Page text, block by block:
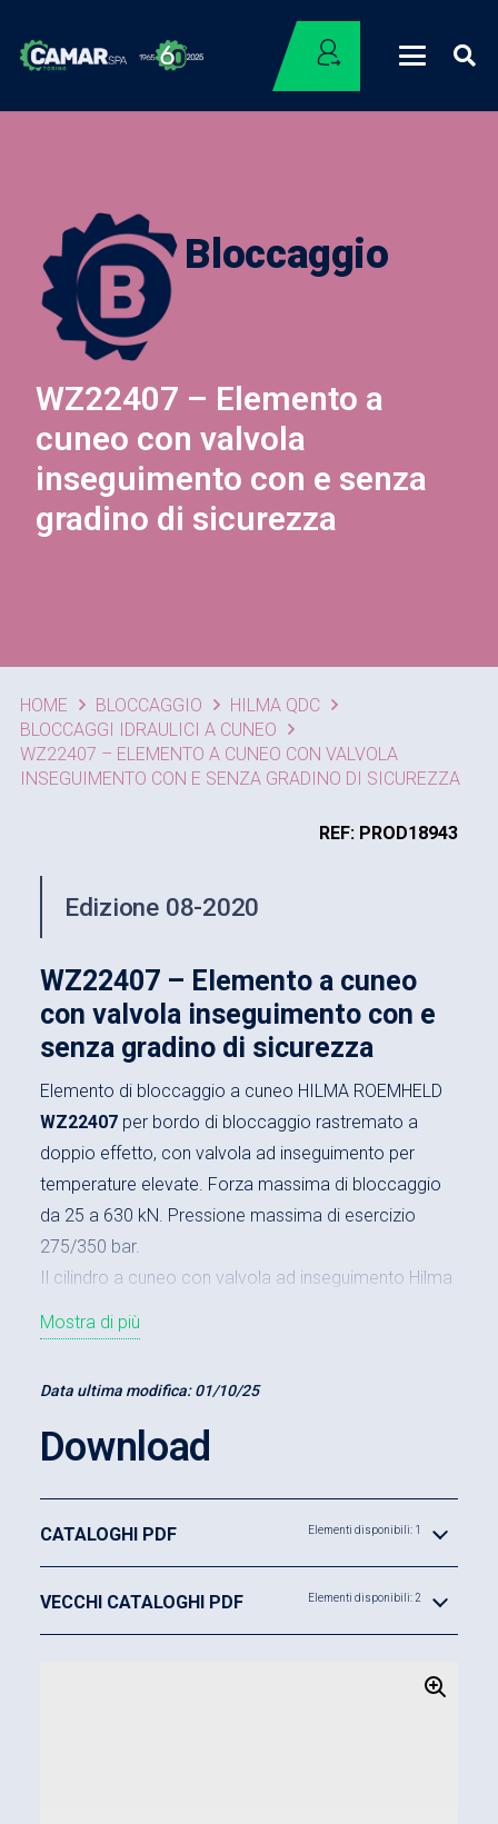
Bloccaggio
WZ22407 – Elemento a
cuneo con valvola
inseguimento con e senza
gradino di sicurezza
HOME BLOCCAGGIO
HILMA QDC
BLOCCAGGI IDRAULICI A CUNEO
WZ22407 – ELEMENTO A CUNEO CON VALVOLA
INSEGUIMENTO CON E SENZA GRADINO DI SICUREZZA
Edizione 08-2020
REF: PROD18943
WZ22407 – Elemento a cuneo
con valvola inseguimento con e
senza gradino di sicurezza
Elemento di bloccaggio a cuneo HILMA ROEMHELD
WZ22407per bordo di bloccaggio rastremato a
doppio effetto, con valvola ad inseguimento per
temperature elevate. Forza massima di bloccaggio
da 25 a 630 kN. Pressione massima di esercizio
275/350 bar.
Il cilindro a cuneo con valvola ad inseguimento Hilma
metà superiore dello stampo in caso di caduta
Bloccaggio sicuro degli stampi con bordo di
Struttura particolarmente robusta
Elevato standard di sicurezza
Rilevamento idraulico della posizione
, senza
particolari elettrici
Mostra di più
Data ultima modifica:01/10/25
Download
CATALOGHI PDF Elementi disponibili: 1
VECCHI CATALOGHI PDF Elementi disponibili: 2